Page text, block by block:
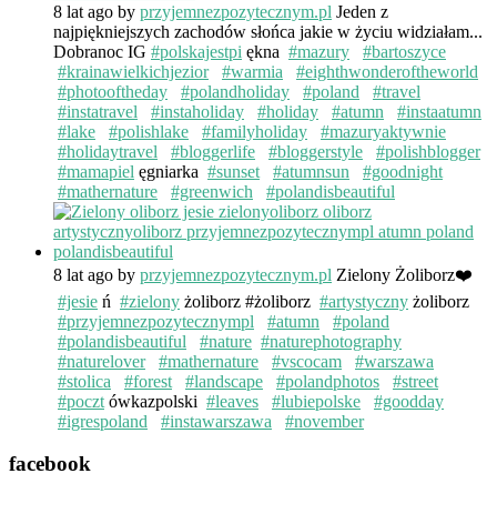
8 lat ago by przyjemnezpozytecznym.pl Jeden z
najpiękniejszych zachodów słońca jakie w życiu widziałam...
Dobranoc IG #polskajestpi ękna #mazury
#bartoszyce
#krainawielkichjezior
#warmia
#eighthwonderoftheworld
#photooftheday
#polandholiday #poland
#travel
#instatravel
#instaholiday #holiday #atumn
#instaatumn
#lake
#polishlake #familyholiday
#mazuryaktywnie
#holidaytravel
#bloggerlife #bloggerstyle
#polishblogger
#mamapiel ęgniarka #sunset #atumnsun
#goodnight
#mathernature
#greenwich #polandisbeautiful
8 lat ago by przyjemnezpozytecznym.pl Zielony Żoliborz❤️
#jesie ń #zielony żoliborz #żoliborz #artystyczny żoliborz
#przyjemnezpozytecznympl
#atumn
#poland
#polandisbeautiful
#nature #naturephotography
#naturelover
#mathernature #vscocam
#warszawa
#stolica
#forest #landscape #polandphotos
#street
#poczt ówkazpolski #leaves #lubiepolske
#goodday
#igrespoland
#instawarszawa #november
facebook